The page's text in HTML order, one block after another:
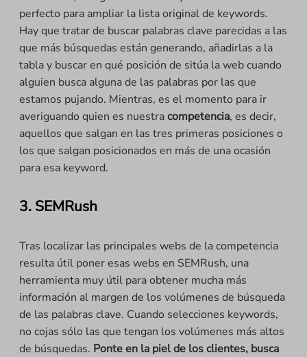
perfecto para ampliar la lista original de keywords.
Hay que tratar de buscar palabras clave parecidas a las
que más búsquedas están generando, añadirlas a la
tabla y buscar en qué posición de sitúa la web cuando
alguien busca alguna de las palabras por las que
estamos pujando. Mientras, es el momento para ir
averiguando quien es nuestracompetencia, es decir,
aquellos que salgan en las tres primeras posiciones o
los que salgan posicionados en más de una ocasión
para esa keyword.
3. SEMRush
Tras localizar las principales webs de la competencia
resulta útil poner esas webs en SEMRush, una
herramienta muy útil para obtener mucha más
información al margen de los volúmenes de búsqueda
de las palabras clave. Cuando selecciones keywords,
no cojas sólo las que tengan los volúmenes más altos
de búsquedas. Ponte en la piel de los clientes, busca